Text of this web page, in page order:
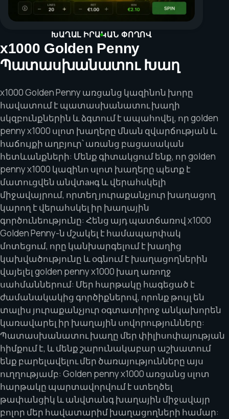
ԽԱՂԱԼ ԻՐԱԿԱՆ ՓՈՂՈՎ
x1000 Golden Penny
Պատասխանատու Խաղ
x1000 Golden Penny առցանց կազինոն խորը
հավատում է պատասխանատու խաղի
սկզբունքներին և ձգտում է ապահովել, որ golden
penny x1000 սլոտ խաղերը մնան զվարճության և
հաճույքի աղբյուր՝ առանց բացասական
հետևանքների: Մենք գիտակցում ենք, որ golden
penny x1000 կազինո սլոտ խաղերը պետք է
մատուցվեն անվտанգ և վերահսկելի
միջավայրում, որտեղ յուրաքանչյուր խաղացող
կարող է վերահսկել իր խաղային
գործունեությունը: Հենց այդ պատճառով x1000
Golden Penny-ն մշակել է համապարփակ
մոտեցում, որը կանխարգելում է խաղից
կախվածությունը և օգնում է խաղացողներին
վայելել golden penny x1000 խաղ առողջ
սահմաններում: Մեր հարթակը հագեցած է
ժամանակակից գործիքներով, որոնք թույլ են
տալիս յուրաքանչյուր օգտատիրոջ անկախորեն
կառավարել իր խաղային սովորությունները:
Պատասխանատու խաղը մեր փիլիսոփայության
հիմքում է, և մենք շարունակաբար աշխատում
ենք բարելավելու մեր ծառայությունները այս
ուղղությամբ: Golden penny x1000 առցանց սլոտ
հարթակը պարտավորվում է ստեղծել
թափանցիկ և անվտանգ խաղային միջավայր
բոլոր մեր հավատարիմ խաղացողների համար: